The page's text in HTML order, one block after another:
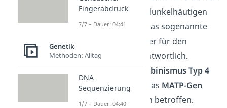
und kommt bei dunkelhäutigen
Menschen vor. Das sogenannte
ist hier für den
Albinismus verantwortlich.
Okulokutaner Albinismus Typ 4
(OCA4):Hier ist das MATP-Gen
von der Mutation betroffen.
Fingerabdruck
7/7 – Dauer: 04:41
Genetik
Methoden: Alltag
DNA
Sequenzierung
1/7 – Dauer: 04:40